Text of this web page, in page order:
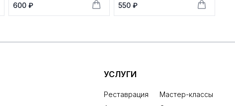
600 ₽ 550 ₽
УСЛУГИ
Реставрация
Мастер-классы